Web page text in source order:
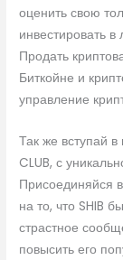
оценить свою
инвестировать
Продать
Биткойне и
управление
Так же вступай
CLUB, с
Присоединяйся
на то, что SHIB
страстное
повысить его